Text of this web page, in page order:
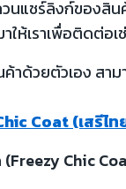
นแชร์ลิงก์ของสิ
ห้เราเพื่อติดต่อเ
าด้วยตัวเอง สา
Coat (เสรีไ
(Freezy Chic